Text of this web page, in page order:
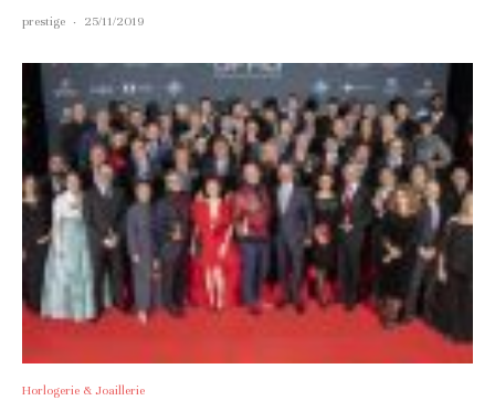
prestige · 25/11/2019
Horlogerie & Joaillerie